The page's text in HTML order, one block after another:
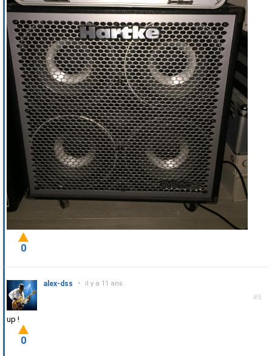
0
#5
alex-dss • il y a 11 ans
up !
0